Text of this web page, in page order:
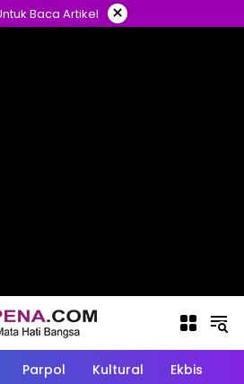
Baca Artikel ×
Parpol Kultural Ekbis